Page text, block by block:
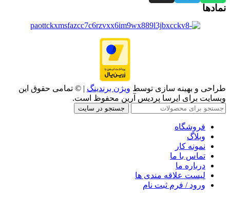
نمادها
طراحی و بهینه سازی توسط ویژن برندینگ | © تمامی حقوق این
وبسایت برای ایرسا پردیس آرین محفوظ است.
جستجو در سایت
فروشگاه
وبلاگ
نمونه کار
تماس با ما
درباره ما
لیست علاقه مندی ها
ورود / فرم ثبت نام